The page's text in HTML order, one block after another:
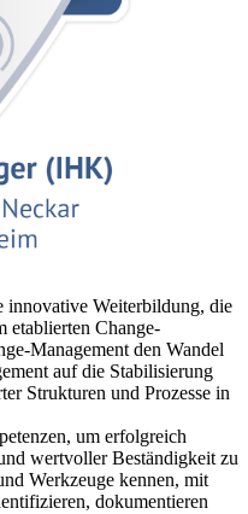
innovative Weiterbildung, die
etablierten Change-
Management den Wandel
auf die Stabilisierung
Strukturen und Prozesse in
um erfolgreich
wertvoller Beständigkeit zu
Werkzeuge kennen, mit
dokumentieren